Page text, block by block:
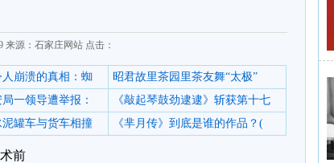
来源：石家庄网站 点击：
崩溃的真相：蜘
昭君故里茶园里茶友舞“太极”
一领导遭举报：
《敲起琴鼓劲逮逮》斩获第十七
罐车与货车相撞 《芈月传》到底是谁的作品？(
前